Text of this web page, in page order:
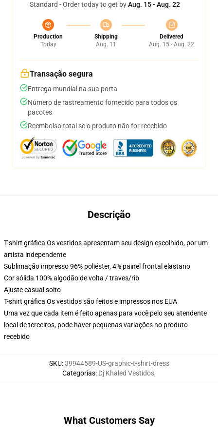
Standard - Order today to get byAug. 15 - Aug. 22
Production
Today
Shipping
Aug. 11
Delivered
Aug. 15 - Aug. 22
Transação segura
Entrega mundial na sua porta
Número de rastreamento fornecido para todos os
pacotes
Reembolso total se o produto não for recebido
Descrição
T-shirt gráfica Os vestidos apresentam seu design escolhido, por um
artista independente
Sublimação impresso 96% poliéster, 4% painel frontal elastano
Cor sólida 100% algodão de volta / traves/rib
Ajuste casual solto
T-shirt gráfica Os vestidos são feitos e impressos nos EUA
Uma vez que cada item é feito apenas para você pelo seu atendente
local de terceiros, pode haver pequenas variações no produto
recebido
SKU:39944589-US-graphic-t-shirt-dress
Categorias: Dj Khaled Vestidos,
What Customers Say